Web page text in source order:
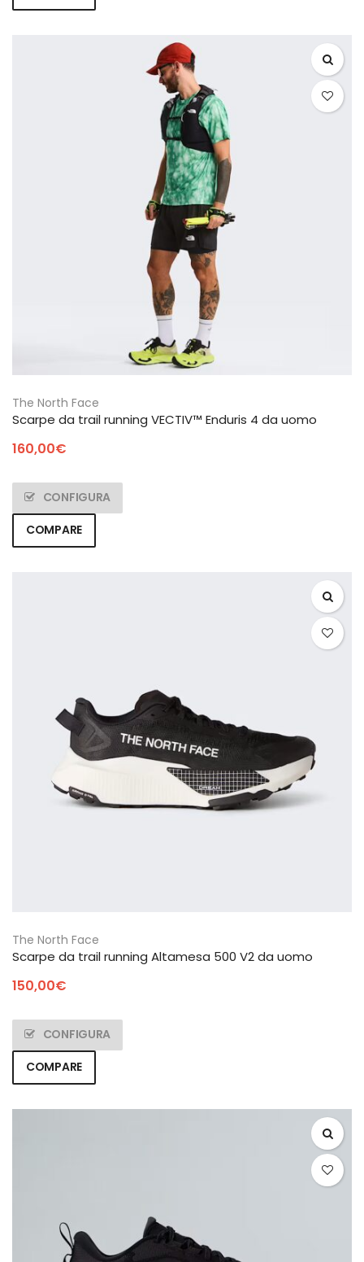
The North Face
Scarpe da trail running VECTIV™ Enduris 4 da uomo
160,00€
CONFIGURA
COMPARE
The North Face
Scarpe da trail running Altamesa 500 V2 da uomo
150,00€
CONFIGURA
COMPARE